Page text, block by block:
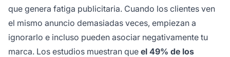
que genera fatiga publicitaria. Cuando los clientes ven
el mismo anuncio demasiadas veces, empiezan a
ignorarlo e incluso pueden asociar negativamente tu
marca. Los estudios muestran que el 49% de los